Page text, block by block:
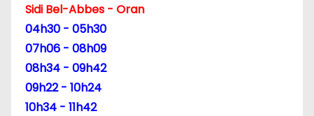
e
Sidi Bel-Abbes - Oran
04h30 - 05h30
07h06 - 08h09
08h34 - 09h42
09h22 - 10h24
10h34 - 11h42